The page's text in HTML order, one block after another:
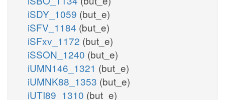
iSDY_1059 (but_e)
iSFV_1184 (but_e)
iSFxv_1172 (but_e)
iSSON_1240 (but_e)
iUMN146_1321 (but_e)
iUMNK88_1353 (but_e)
iUTI89_1310 (but_e)